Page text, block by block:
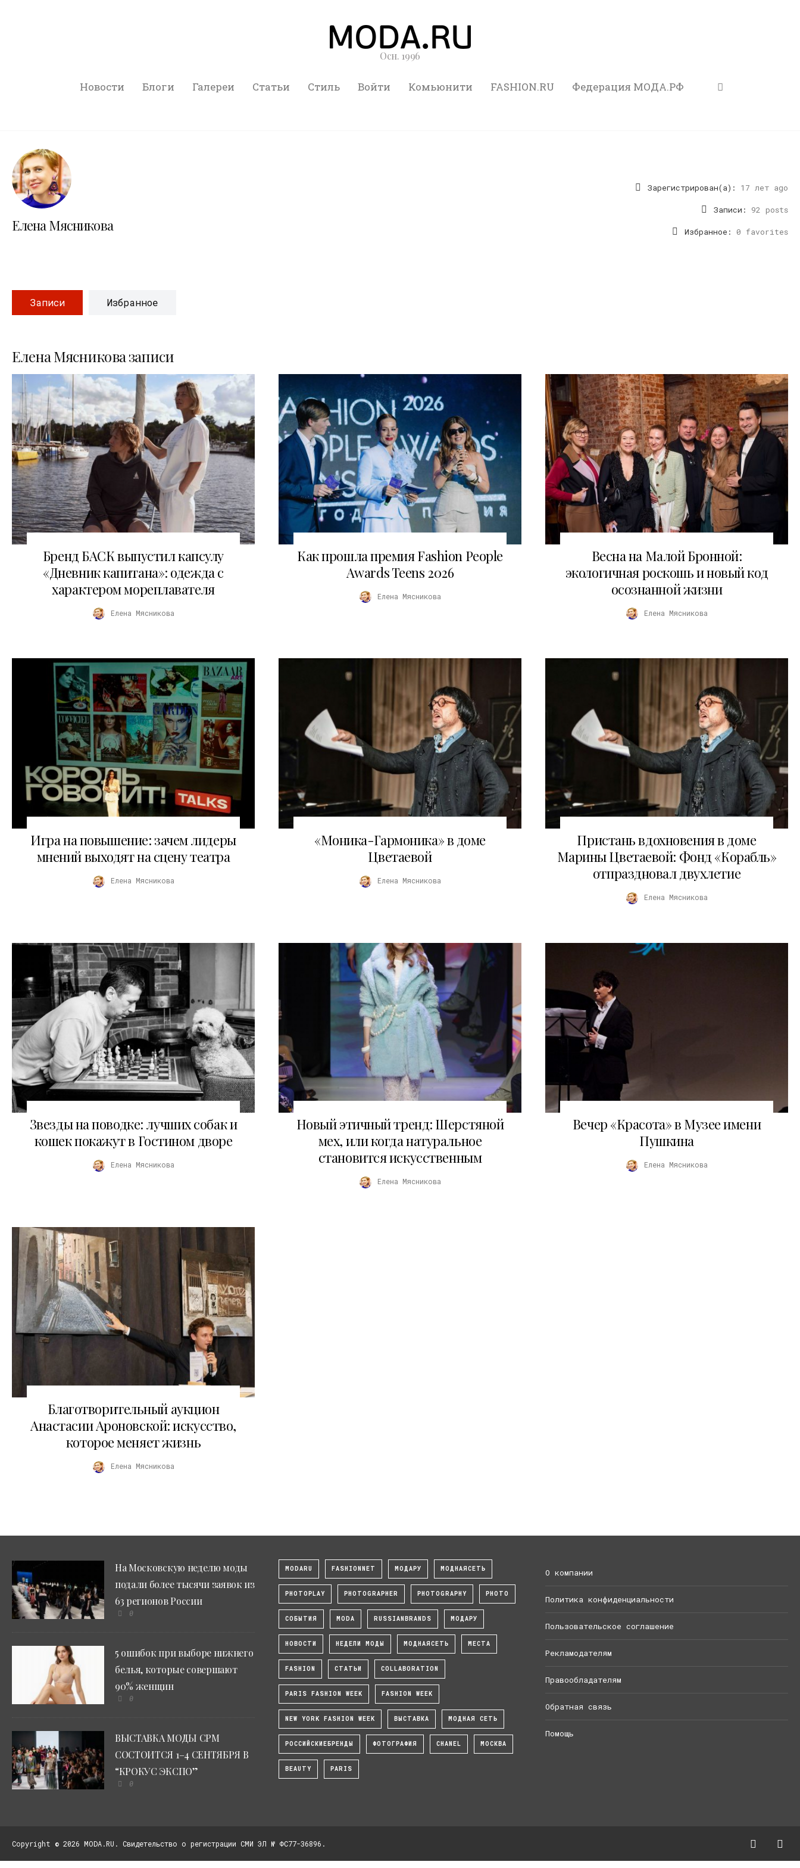
Осн. 1996
Новости Блоги Галереи Статьи Стиль Войти Комьюнити FASHION.RU Федерация МОДА.РФ
Елена Мясникова
Зарегистрирован(а): 17 лет ago
Записи: 92 posts
Избранное: 0 favorites
Записи Избранное
Елена Мясникова записи
Бренд БАСК выпустил капсулу
«Дневник капитана»: одежда с
характером мореплавателя
Елена Мясникова
25.06.2026
Как прошла премия Fashion People
Awards Teens 2026
Елена Мясникова
Весна на Малой Бронной:
экологичная роскошь и новый код
осознанной жизни
Елена Мясникова
Игра на повышение: зачем лидеры
мнений выходят на сцену театра
Елена Мясникова
«Моника-Гармоника» в доме
Цветаевой
Елена Мясникова
Пристань вдохновения в доме
Марины Цветаевой: Фонд «Корабль»
отпраздновал двухлетие
Елена Мясникова
Звезды на поводке: лучших собак и
кошек покажут в Гостином дворе
Елена Мясникова
19.01.2026
Новый этичный тренд: Шерстяной
мех, или когда натуральное
становится искусственным
Елена Мясникова
28.11.2025
Вечер «Красота» в Музее имени
Пушкина
Елена Мясникова
11.10.2025
Благотворительный аукцион
Анастасии Ароновской: искусство,
которое меняет жизнь
Елена Мясникова
На Московскую неделю моды
подали более тысячи заявок из
63 регионов России
0
5 ошибок при выборе нижнего
белья, которые совершают
90% женщин
0
ВЫСТАВКА МОДЫ CPM
СОСТОИТСЯ 1–4 СЕНТЯБРЯ В
“КРОКУС ЭКСПО”
0
MODARU FASHIONNET МОДАРУ МОДНАЯСЕТЬ
PHOTOPLAY PHOTOGRAPHER PHOTOGRAPHY PHOTO
СОБЫТИЯ MODA RUSSIANBRANDS МОДАРУ
НОВОСТИ НЕДЕЛИ МОДЫ МОДНАЯСЕТЬ МЕСТА
FASHION СТАТЬИ COLLABORATION
PARIS FASHION WEEK FASHION WEEK
NEW YORK FASHION WEEK ВЫСТАВКА МОДНАЯ СЕТЬ
РОССИЙСКИЕБРЕНДЫ ФОТОГРАФИЯ CHANEL МОСКВА
BEAUTY PARIS
О компании
Политика конфиденциальности
Пользовательское соглашение
Рекламодателям
Правообладателям
Обратная связь
Помощь
Copyright © 2026 MODA.RU. Свидетельство о регистрации СМИ ЭЛ № ФС77-36896.